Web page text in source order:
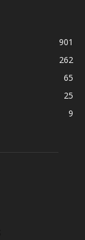
901
262
65
25
9